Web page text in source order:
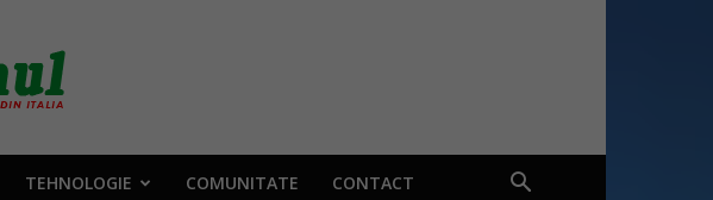
TEHNOLOGIE COMUNITATE CONTACT